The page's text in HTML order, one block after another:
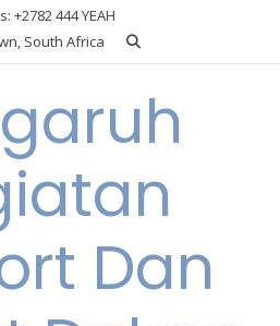
+2782 444 YEAH
South Africa
Dan